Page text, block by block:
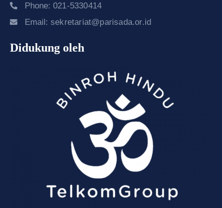
Phone: 021-5330414
Email: sekretariat@parisada.or.id
Didukung oleh